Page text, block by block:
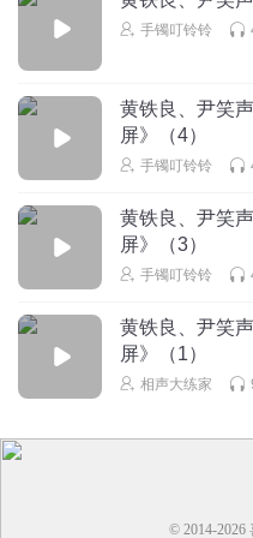
手镯叮铃铃
黄铁良、尹笑
屏》（4）
手镯叮铃铃
黄铁良、尹笑
屏》（3）
手镯叮铃铃
黄铁良、尹笑
屏》（1）
相声大练家
© 2014-2026